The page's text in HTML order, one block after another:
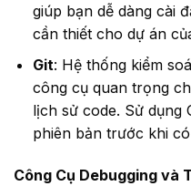
giúp bạn dễ dàng cài
cần thiết cho dự án
Git: Hệ thống kiểm
công cụ quan trọng
lịch sử code. Sử dụng
phiên bản trước khi
Công Cụ Debugging và